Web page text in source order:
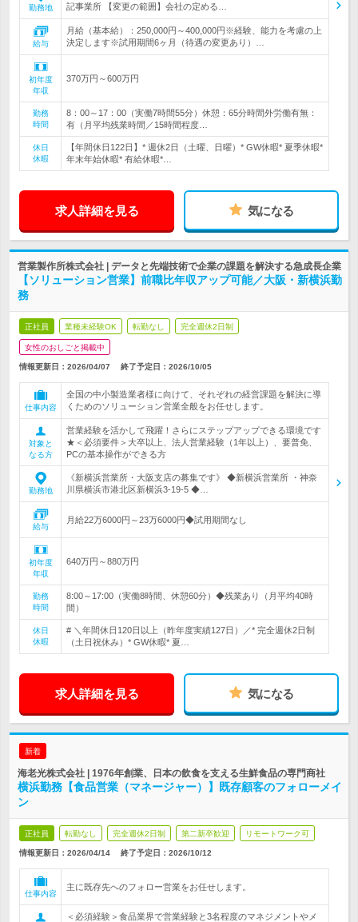
勤務地
記事業所 【変更の範囲】会社の定める…
給与
月給（基本給）：250,000円～400,000円※経験、能力を考慮の上
決定します※試用期間6ヶ月（待遇の変更あり）…
初年度
年収
370万円～600万円
勤務
時間
8：00～17：00（実働7時間55分）休憩：65分時間外労働有無：
有（月平均残業時間／15時間程度…
休日
休暇
【年間休日122日】* 週休2日（土曜、日曜）* GW休暇* 夏季休暇*
年末年始休暇* 有給休暇*…
求人詳細を見る 気になる
営業製作所株式会社 | データと先端技術で企業の課題を解決する急成長企業
【ソリューション営業】前職比年収アップ可能／大阪・新横浜勤
務
正社員 業種未経験OK 転勤なし 完全週休2日制
女性のおしごと掲載中
情報更新日：2026/04/07 終了予定日： 2026/10/05
仕事内容
全国の中小製造業者様に向けて、それぞれの経営課題を解決に導
くためのソリューション営業全般をお任せします。
対象と
なる方
営業経験を活かして飛躍！さらにステップアップできる環境です
★＜必須要件＞大卒以上、法人営業経験（1年以上）、要普免、
PCの基本操作ができる方
勤務地
《新横浜営業所・大阪支店の募集です》 ◆新横浜営業所 ・神奈
川県横浜市港北区新横浜3-19-5 ◆…
給与
月給22万6000円～23万6000円◆試用期間なし
初年度
年収
640万円～880万円
勤務
時間
8:00～17:00（実働8時間、休憩60分）◆残業あり（月平均40時
間）
休日
休暇
# ＼年間休日120日以上（昨年度実績127日）／* 完全週休2日制
（土日祝休み）* GW休暇* 夏…
求人詳細を見る 気になる
新着
海老光株式会社 | 1976年創業、日本の飲食を支える生鮮食品の専門商社
横浜勤務【食品営業（マネージャー）】既存顧客のフォローメイ
ン
正社員 転勤なし 完全週休2日制 第二新卒歓迎 リモートワーク可
情報更新日：2026/04/14 終了予定日： 2026/10/12
仕事内容
主に既存先へのフォロー営業をお任せします。
＜必須経験＞食品業界で営業経験と3名程度のマネジメントやメ